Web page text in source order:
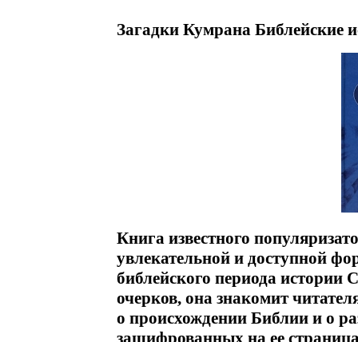
Загадки Кумрана Библейские
Книга известного
увлекательной и доступной
библейского периода истории
очерков, она знакомит
о происхождении Библии и о
зашифрованных на ее